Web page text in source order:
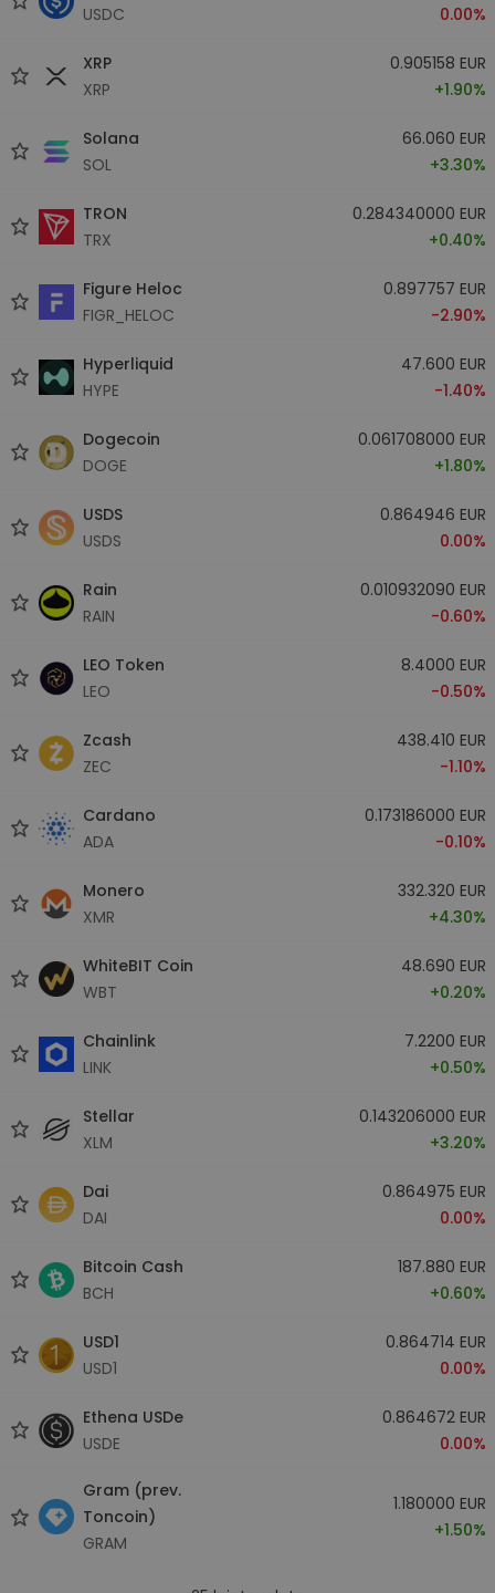
USDC
0.00%
XRP
XRP
0.905158 EUR
+1.90%
Solana
SOL
66.060 EUR
+3.30%
TRON
TRX
0.284340000 EUR
+0.40%
Figure Heloc
FIGR_HELOC
0.897757 EUR
-2.90%
Hyperliquid
HYPE
47.600 EUR
-1.40%
Dogecoin
DOGE
0.061708000 EUR
+1.80%
USDS
USDS
0.864946 EUR
0.00%
Rain
RAIN
0.010932090 EUR
-0.60%
LEO Token
LEO
8.4000 EUR
-0.50%
Zcash
ZEC
438.410 EUR
-1.10%
Cardano
ADA
0.173186000 EUR
-0.10%
Monero
XMR
332.320 EUR
+4.30%
WhiteBIT Coin
WBT
48.690 EUR
+0.20%
Chainlink
LINK
7.2200 EUR
+0.50%
Stellar
XLM
0.143206000 EUR
+3.20%
Dai
DAI
0.864975 EUR
0.00%
Bitcoin Cash
BCH
187.880 EUR
+0.60%
USD1
USD1
0.864714 EUR
0.00%
Ethena USDe
USDE
0.864672 EUR
0.00%
Gram (prev.
Toncoin)
GRAM
1.180000 EUR
+1.50%